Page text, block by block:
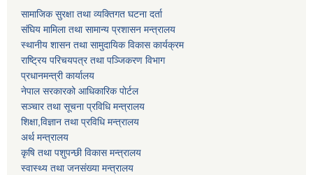
सामाजिक सुरक्षा तथा व्यक्तिगत घटना दर्ता
संघिय मामिला तथा सामान्य प्रशासन मन्त्रालय
स्थानीय शासन तथा सामुदायिक विकास कार्यक्रम
राष्ट्रिय परिचयपत्र तथा पञ्जिकरण विभाग
प्रधानमन्त्री कार्यालय
नेपाल सरकारको आधिकारिक पोर्टल
सञ्‍चार तथा सूचना प्रविधि मन्त्रालय
शिक्षा,विज्ञान तथा प्रविधि मन्त्रालय
अर्थ मन्त्रालय
कृषि तथा पशुपन्छी विकास मन्त्रालय
स्वास्थ्य तथा जनसंख्या मन्त्रालय